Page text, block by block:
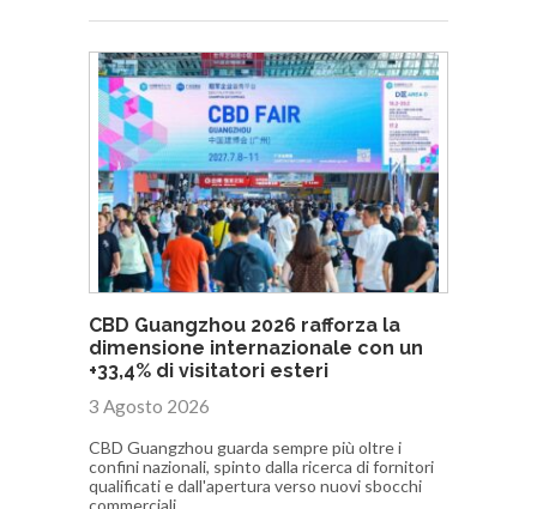
CBD Guangzhou 2026 rafforza la
dimensione internazionale con un
+33,4% di visitatori esteri
3 Agosto 2026
CBD Guangzhou guarda sempre più oltre i
confini nazionali, spinto dalla ricerca di fornitori
qualificati e dall'apertura verso nuovi sbocchi
commerciali.